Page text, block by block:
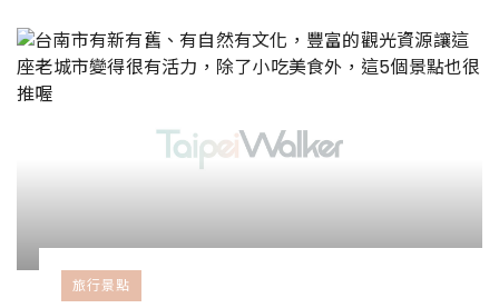
旅行景點